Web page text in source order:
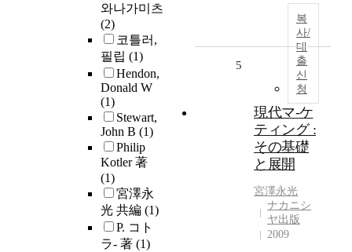
와나가미츠
(2)
코틀러,
필립 (1)
Hendon,
Donald W
(1)
Stewart,
John B (1)
Philip
Kotler 著
(1)
宮澤永
光 共編 (1)
P. コト
ラ- 著 (1)
복
사/
대
출
신
청
5
現代マ-ケ
ティング :
その基礎
と展開
宮澤永光
ナカニシ
ヤ出版
2009